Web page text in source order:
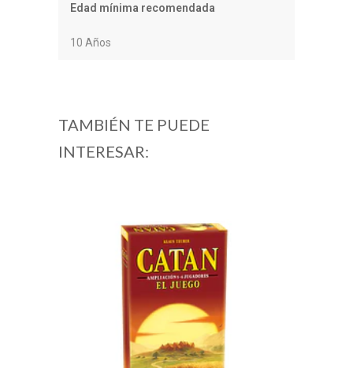
Edad mínima recomendada
10 Años
TAMBIÉN TE PUEDE
INTERESAR: